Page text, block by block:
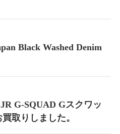
Black Washed Denim
G-SQUAD Gスクワッ
取りしました。